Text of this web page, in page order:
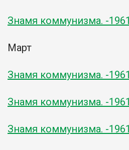
Знамя коммунизма. -
Март
Знамя коммунизма. -
Знамя коммунизма. -
Знамя коммунизма. -